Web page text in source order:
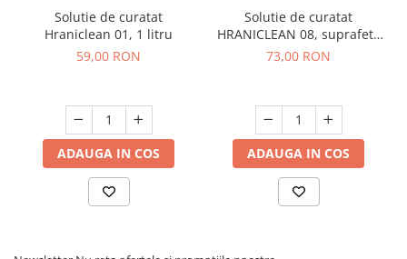
Solutie de curatat
Hraniclean 01, 1 litru
59,00 RON
ADAUGA IN COS
Solutie de curatat
HRANICLEAN 08, suprafete
delicate, 1 litru
73,00 RON
ADAUGA IN COS